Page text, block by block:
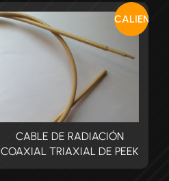
CALIENTE
CABLE DE RADIACIÓN
COAXIAL TRIAXIAL DE PEEK